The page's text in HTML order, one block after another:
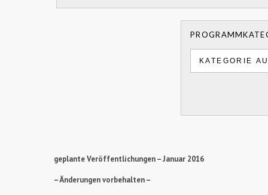
geplante Veröffentlichungen – Januar 2016
– Änderungen vorbehalten –